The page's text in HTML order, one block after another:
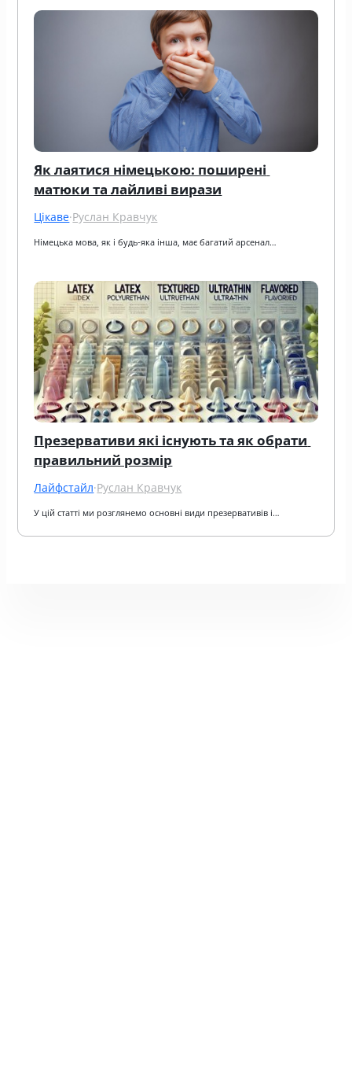
Як лаятися німецькою: поширені
матюки та лайливі вирази
Цікаве·Руслан Кравчук
Німецька мова, як і будь-яка інша, має багатий арсенал…
Презервативи які існують та як обрати
правильний розмір
Лайфстайл·Руслан Кравчук
У цій статті ми розглянемо основні види презервативів і…